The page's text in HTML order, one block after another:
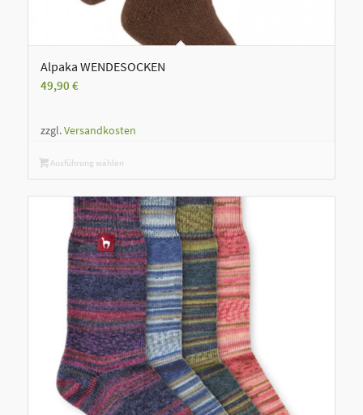
Alpaka WENDESOCKEN
49,90 €
zzgl.Versandkosten
Ausführung wählen